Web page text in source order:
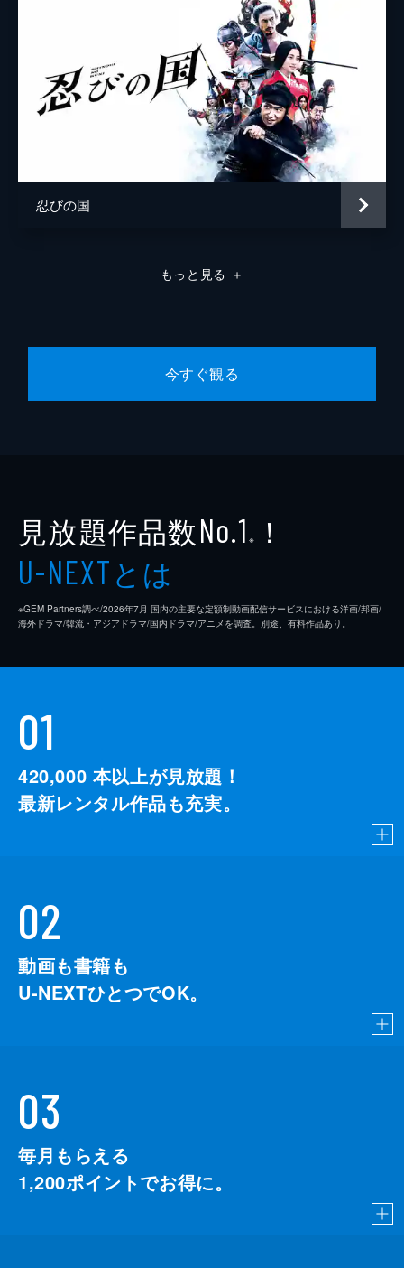
忍びの国
もっと見る ＋
今すぐ観る
見放題作品数No.1 ※ ！
U-NEXTとは
※GEM Partners調べ/2026年7⽉ 国内の主要な定額制動画配信サービスにおける洋画/邦画/
海外ドラマ/韓流・アジアドラマ/国内ドラマ/アニメを調査。別途、有料作品あり。
01
420,000 本以上が見放題！
最新レンタル作品も充実。
02
動画も書籍も
U-NEXTひとつでOK。
03
毎月もらえる
1,200ポイントでお得に。